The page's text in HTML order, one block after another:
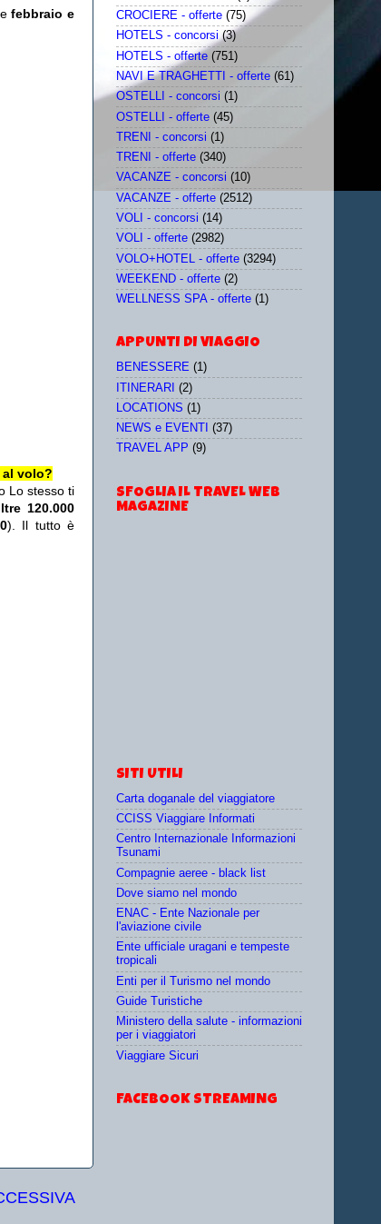
efebbraio e
volo?
Lo stesso ti
120.000
). Il tutto è
CROCIERE - offerte (75)
HOTELS - concorsi (3)
HOTELS - offerte (751)
NAVI E TRAGHETTI - offerte (61)
OSTELLI - concorsi (1)
OSTELLI - offerte (45)
TRENI - concorsi (1)
TRENI - offerte (340)
VACANZE - concorsi (10)
VACANZE - offerte (2512)
VOLI - concorsi (14)
VOLI - offerte (2982)
VOLO+HOTEL - offerte (3294)
WEEKEND - offerte (2)
WELLNESS SPA - offerte (1)
APPUNTI DI VIAGGIO
BENESSERE (1)
ITINERARI (2)
LOCATIONS (1)
NEWS e EVENTI
(37)
TRAVEL APP (9)
SFOGLIA IL TRAVEL WEB
MAGAZINE
SITI UTILI
Carta doganale del viaggiatore
CCISS Viaggiare Informati
Centro Internazionale Informazioni
Tsunami
Compagnie aeree - black list
Dove siamo nel mondo
ENAC - Ente Nazionale per
l'aviazione civile
Ente ufficiale uragani e tempeste
tropicali
Enti per il Turismo nel mondo
Guide Turistiche
Ministero della salute - informazioni
per i viaggiatori
Viaggiare Sicuri
FACEBOOK STREAMING